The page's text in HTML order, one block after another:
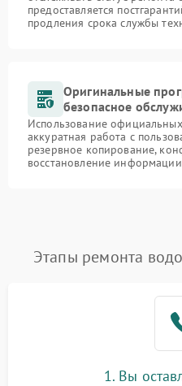
предоставляется
продления срока службы
Оригинальные
безопасное
Использование
аккуратная работа с
резервное копирование,
восстановление
Этапы ремонта
1. Вы